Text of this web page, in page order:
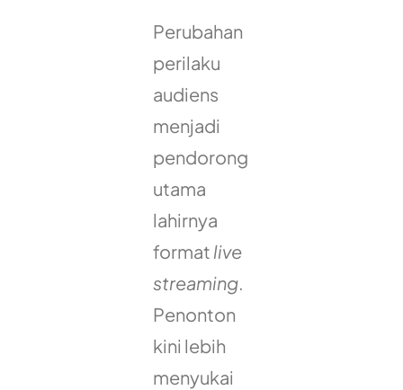
Perubahan
perilaku
audiens
menjadi
pendorong
utama
lahirnya
format live
streaming.
Penonton
kini lebih
menyukai